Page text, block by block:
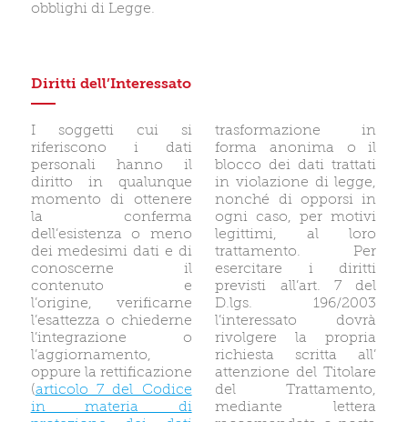
obblighi di Legge.
Diritti dell’Interessato
I soggetti cui si
riferiscono i dati
personali hanno il
diritto in qualunque
momento di ottenere
la conferma
dell’esistenza o meno
dei medesimi dati e di
conoscerne il
contenuto e
l’origine, verificarne
l’esattezza o chiederne
l’integrazione o
l’aggiornamento,
oppure la rettificazione
(articolo 7 del Codice
in materia di
trasformazione in
forma anonima o il
blocco dei dati trattati
in violazione di legge,
nonché di opporsi in
ogni caso, per motivi
legittimi, al loro
trattamento. Per
esercitare i diritti
previsti all’art. 7 del
D.lgs. 196/2003
l’interessato dovrà
rivolgere la propria
richiesta scritta all’
attenzione del Titolare
del Trattamento,
mediante lettera